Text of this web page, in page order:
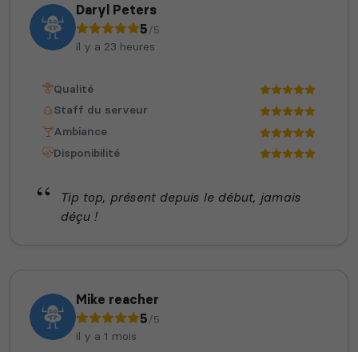
Daryl Peters
5/5
il y a 23 heures
Qualité
Staff du serveur
Ambiance
Disponibilité
Tip top, présent depuis le début, jamais
déçu !
Mike reacher
5/5
il y a 1 mois